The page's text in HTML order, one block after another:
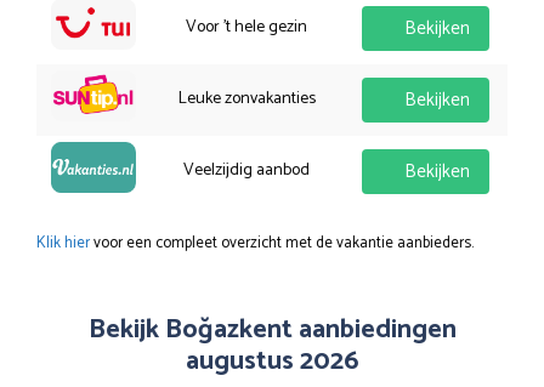
Voor 't hele gezin Bekijken
Leuke zonvakanties Bekijken
Veelzijdig aanbod Bekijken
Klik hiervoor een compleet overzicht met de vakantie aanbieders.
Bekijk Boğazkent aanbiedingen
augustus 2026